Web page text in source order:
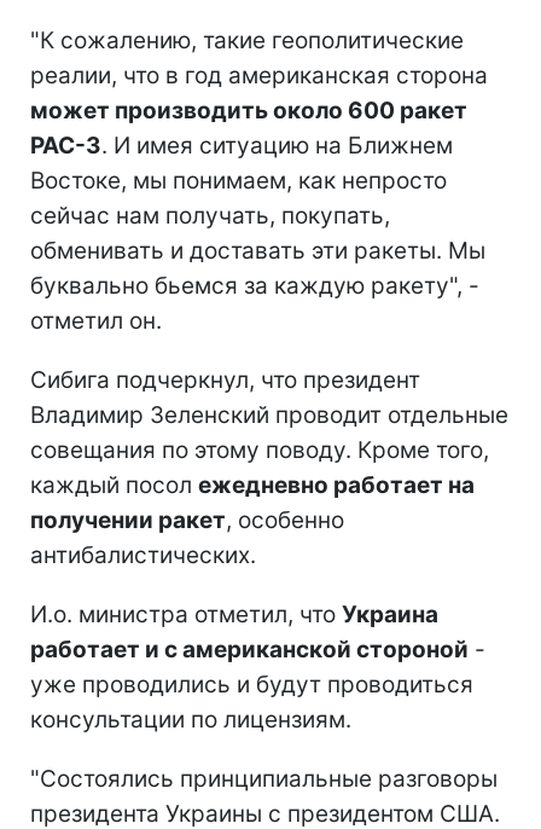
"К сожалению, такие геополитические
реалии, что в год американская сторона
может производить около 600 ракет
PAC-3. И имея ситуацию на Ближнем
Востоке, мы понимаем, как непросто
сейчас нам получать, покупать,
обменивать и доставать эти ракеты. Мы
буквально бьемся за каждую ракету", -
отметил он.
Сибига подчеркнул, что президент
Владимир Зеленский проводит отдельные
совещания по этому поводу. Кроме того,
каждый посол ежедневно работает на
получении ракет, особенно
антибалистических.
И.о. министра отметил, что Украина
работает и с американской стороной -
уже проводились и будут проводиться
консультации по лицензиям.
"Состоялись принципиальные разговоры
президента Украины с президентом США.